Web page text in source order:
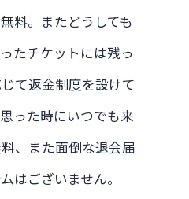
料。またどうしても
たチケットには残っ
て返金制度を設けて
った時にいつでも来
、また面倒な退会届
はございません。